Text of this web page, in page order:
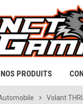
PRODUITS
chevron_right Volant